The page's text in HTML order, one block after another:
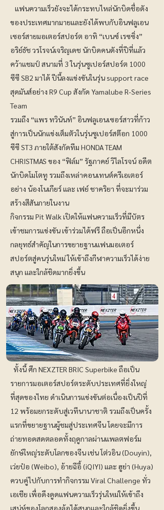
แฟนความเร็วยังจะได้กระทบไหล่นักบิดชื่อดัง
ของประเทศมากมายและยังได้พบกับอินฟลูเอน
เซอร์สายมอเตอร์สปอร์ต อาทิ “เบนซ์ เรซซิ่ง”
อริย์ธัช วรโรจน์เจริญเดช นักบิดคนดังที่ปีที่แล้ว
คว้าแชมป์ สนามที่ 3 ในรุ่นซูเปอร์สปอร์ต 1000
ซีซี SB2 มาได้ ปีนี้ลงแข่งขันในรุ่น support race
สุดมันส์อย่าง R9 Cup สังกัด Yamalube R-Series
Team
รวมถึง “แพร ทวินันท์” อินฟลูเอนเซอร์สาวที่ก้าว
สู่การเป็นนักแข่งเต็มตัวในรุ่นซูเปอร์สต๊อก 1000
ซีซี ST3 ภายใต้สังกัดทีม HONDA TEAM
CHRISTMAS ของ “ฟิล์ม” รัฐภาคย์ วิไลโรจน์ อดีต
นักบิดโมโตทู รวมถึงเหล่าคอนเทนต์ครีเอเตอร์
อย่าง น้องโนเกียร์ และ เฟย์ ชาคริยา ที่จะมาร่วม
สร้างสีสันภายในงาน
กิจกรรม Pit Walk เปิดให้แฟนความเร็วที่มีบัตร
เข้าชมการแข่งขัน เข้าร่วมได้ฟรี ถือเป็นอีกหนึ่ง
กลยุทธ์สำคัญในการขยายฐานแฟนมอเตอร์
สปอร์ตสู่คนรุ่นใหม่ ให้เข้าถึงกีฬาความเร็วได้ง่าย
สนุก และใกล้ชิดมากยิ่งขึ้น
ทั้งนี้ ศึก NEXZTER BRIC Superbike ถือเป็น
รายการมอเตอร์สปอร์ตระดับประเทศที่ยิ่งใหญ่
ที่สุดของไทย ดำเนินการแข่งขันต่อเนื่องเป็นปีที่
12 พร้อมยกระดับสู่เวทีนานาชาติ รวมถึงเป็นครั้ง
แรกที่ขยายฐานผู้ชมสู่ประเทศจีน โดยจะมีการ
ถ่ายทอดสดตลอดทั้งฤดูกาลผ่านแพลตฟอร์ม
ยักษ์ใหญ่ระดับโลกของจีน เช่น โต่วอิน (Douyin),
เว่ยป๋อ (Weibo), อ้ายฉีอี้ (iQIYI) และ ฮูย่า (Huya)
ควบคู่ไปกับการทำกิจกรรม Viral Challenge ทั่ว
เอเชีย เพื่อดึงดูดแฟนความเร็วรุ่นใหม่ให้เข้าถึง
เสน่ห์ของโลกสองล้อได้สนุกและใกล้ชิดยิ่งขึ้น